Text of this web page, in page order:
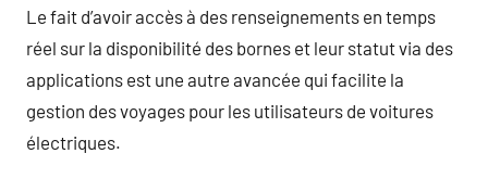
Le fait d’avoir accès à des renseignements en temps
réel sur la disponibilité des bornes et leur statut via des
applications est une autre avancée qui facilite la
gestion des voyages pour les utilisateurs de voitures
électriques.